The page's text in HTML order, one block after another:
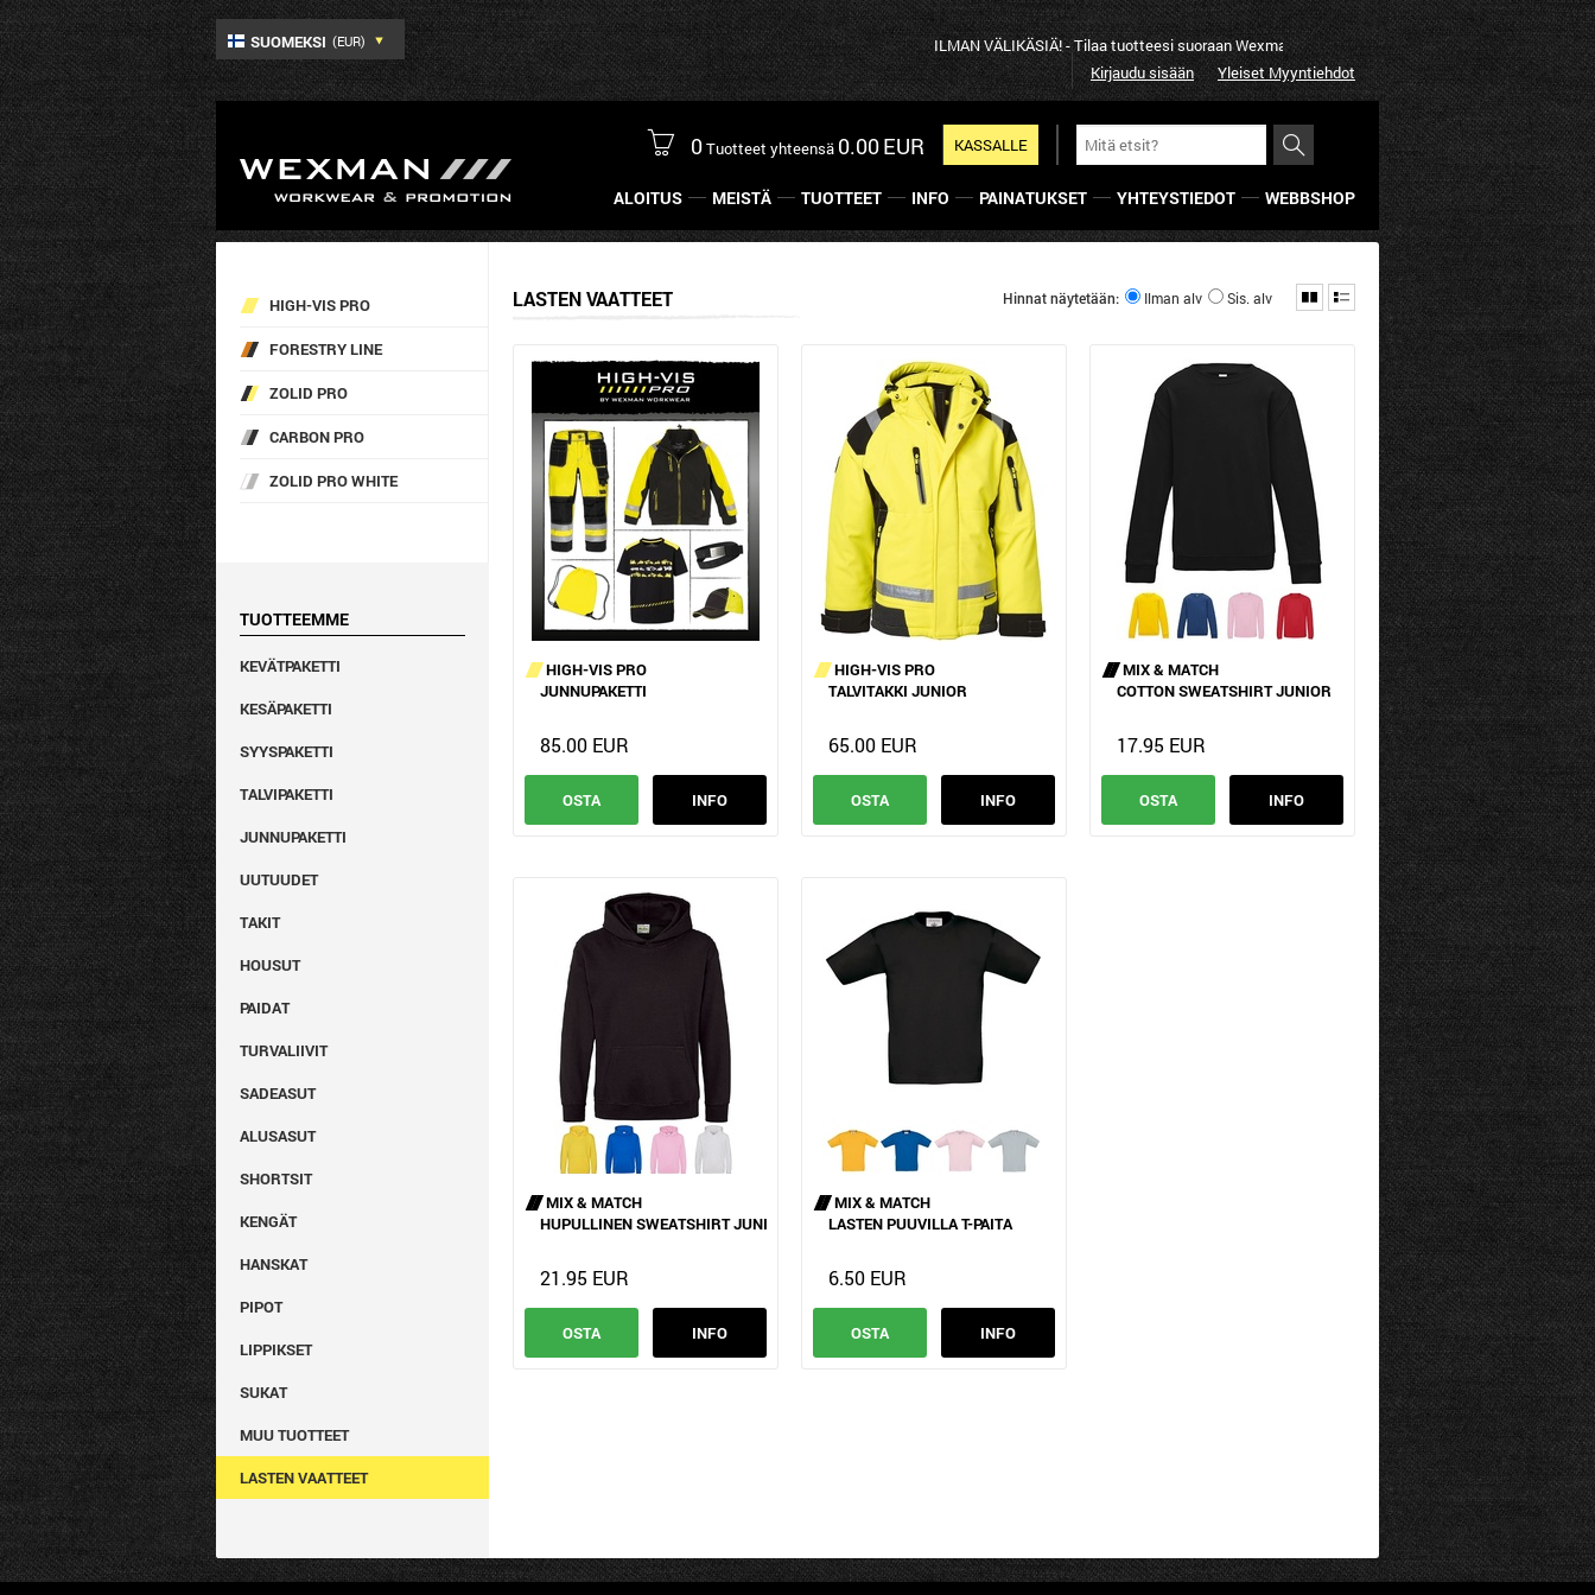
SUOMEKSI (EUR) ILMAN VÄLIKÄSIÄ! - Tilaa tuotteesi suoraan Wexman Workwear:lta
Yksinkertaisesti
Kirjaudu sisään
Yleiset Myyntiehdot
KASSALLE
0Tuotteet yhteensä 0.00EUR
ALOITUS MEISTÄ TUOTTEET INFO PAINATUKSET YHTEYSTIEDOT WEBBSHOP
HIGH-VIS PRO
FORESTRY LINE
ZOLID PRO
CARBON PRO
ZOLID PRO WHITE
TUOTTEEMME
KEVÄTPAKETTI
KESÄPAKETTI
SYYSPAKETTI
TALVIPAKETTI
JUNNUPAKETTI
UUTUUDET
TAKIT
HOUSUT
PAIDAT
TURVALIIVIT
SADEASUT
ALUSASUT
SHORTSIT
KENGÄT
HANSKAT
PIPOT
LIPPIKSET
SUKAT
MUU TUOTTEET
LASTEN VAATTEET
LASTEN VAATTEET Hinnat näytetään: Ilman alv Sis. alv
HIGH-VIS PRO
JUNNUPAKETTI
85.00 EUR
OSTA INFO
HIGH-VIS PRO
TALVITAKKI JUNIOR
65.00 EUR
OSTA INFO
MIX & MATCH
COTTON SWEATSHIRT JUNIOR
17.95 EUR
OSTA INFO
MIX & MATCH
HUPULLINEN SWEATSHIRT JUNIOR
21.95 EUR
OSTA INFO
MIX & MATCH
LASTEN PUUVILLA T-PAITA
6.50 EUR
OSTA INFO